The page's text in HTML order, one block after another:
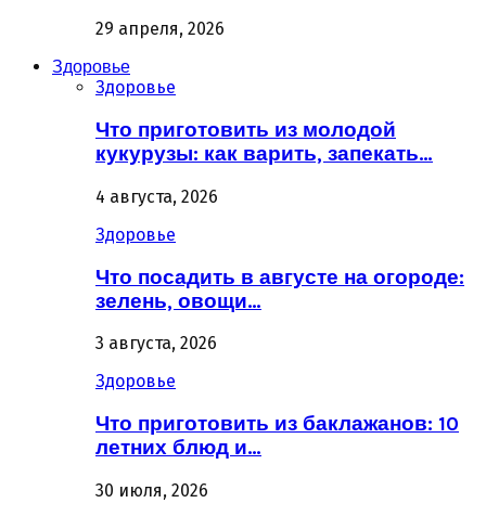
29 апреля, 2026
Здоровье
Здоровье
Что приготовить из молодой
кукурузы: как варить, запекать…
4 августа, 2026
Здоровье
Что посадить в августе на огороде:
зелень, овощи…
3 августа, 2026
Здоровье
Что приготовить из баклажанов: 10
летних блюд и…
30 июля, 2026